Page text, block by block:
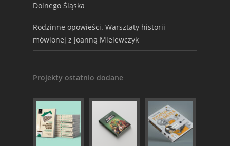
Dolnego Śląska
Rodzinne opowieści. Warsztaty historii
mówionej z Joanną Mielewczyk
Projekty ostatnio dodane